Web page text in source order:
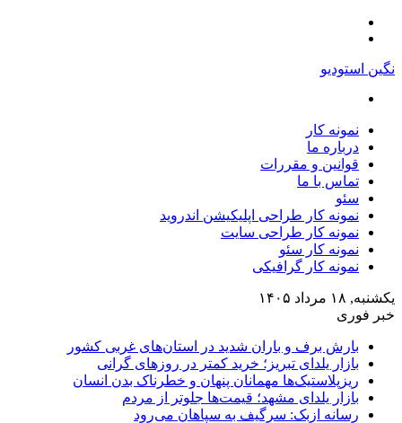
نگین استودیو
نمونه کار
درباره ما
قوانین و مقررات
تماس با ما
سئو
نمونه کار طراحی اپلیکیشن اندروید
نمونه کار طراحی سایت
نمونه کار سئو
نمونه کار گرافیکی
یکشنبه, ۱۸ مرداد ۱۴۰۵
خبر فوری
بارش برف و باران شدید در استان‌های غربی کشور
بازار یلدای تبریز؛ خرید کمتر در روزهای گرانی
ریزپلاستیک‌ها مهمانان پنهان و خطرناک بدن انسان
بازار یلدای مشهد؛ قیمت‌ها جلوتر از مردم
رسانه ازبک: سرگیف به سپاهان می‌رود